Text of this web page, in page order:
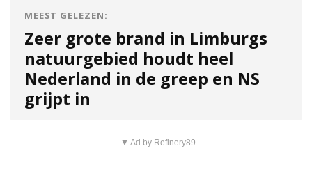
MEEST GELEZEN:
Zeer grote brand in Limburgs
natuurgebied houdt heel
Nederland in de greep en NS
grijpt in
▼ Ad by Refinery89